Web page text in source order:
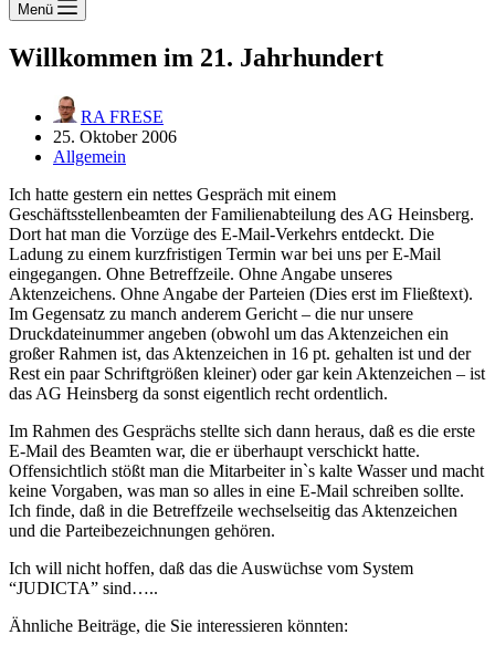
Menü
Willkommen im 21. Jahrhundert
RA FRESE
25. Oktober 2006
Allgemein
Ich hatte gestern ein nettes Gespräch mit einem
Geschäftsstellenbeamten der Familienabteilung des AG Heinsberg.
Dort hat man die Vorzüge des E-Mail-Verkehrs entdeckt. Die
Ladung zu einem kurzfristigen Termin war bei uns per E-Mail
eingegangen. Ohne Betreffzeile. Ohne Angabe unseres
Aktenzeichens. Ohne Angabe der Parteien (Dies erst im Fließtext).
Im Gegensatz zu manch anderem Gericht – die nur unsere
Druckdateinummer angeben (obwohl um das Aktenzeichen ein
großer Rahmen ist, das Aktenzeichen in 16 pt. gehalten ist und der
Rest ein paar Schriftgrößen kleiner) oder gar kein Aktenzeichen – ist
das AG Heinsberg da sonst eigentlich recht ordentlich.
Im Rahmen des Gesprächs stellte sich dann heraus, daß es die erste
E-Mail des Beamten war, die er überhaupt verschickt hatte.
Offensichtlich stößt man die Mitarbeiter in`s kalte Wasser und macht
keine Vorgaben, was man so alles in eine E-Mail schreiben sollte.
Ich finde, daß in die Betreffzeile wechselseitig das Aktenzeichen
und die Parteibezeichnungen gehören.
Ich will nicht hoffen, daß das die Auswüchse vom System
“JUDICTA” sind…..
Ähnliche Beiträge, die Sie interessieren könnten: